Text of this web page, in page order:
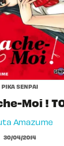
PIKA SENPAI
Moi !
Amazume
30/04/2014